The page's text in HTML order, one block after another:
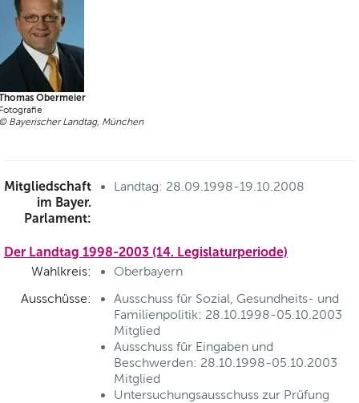
Obermeier
Bayerischer Landtag, München
Mitgliedschaft
im Bayer.
Parlament:
Landtag: 28.09.1998-19.10.2008
Der Landtag 1998-2003 (14. Legislaturperiode)
Wahlkreis:
Oberbayern
Ausschüsse:
Ausschuss für Sozial, Gesundheits- und
Familienpolitik: 28.10.1998-05.10.2003
Mitglied
Ausschuss für Eingaben und
Beschwerden: 28.10.1998-05.10.2003
Mitglied
Untersuchungsausschuss zur Prüfung